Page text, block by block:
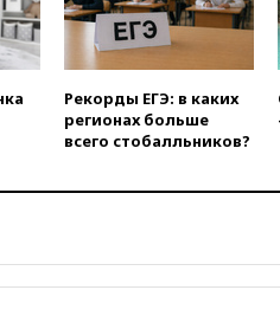
вчера,
вчера,
доклад
Rights
Рекорды ЕГЭ: в каких
регионах больше
всего стобалльников?